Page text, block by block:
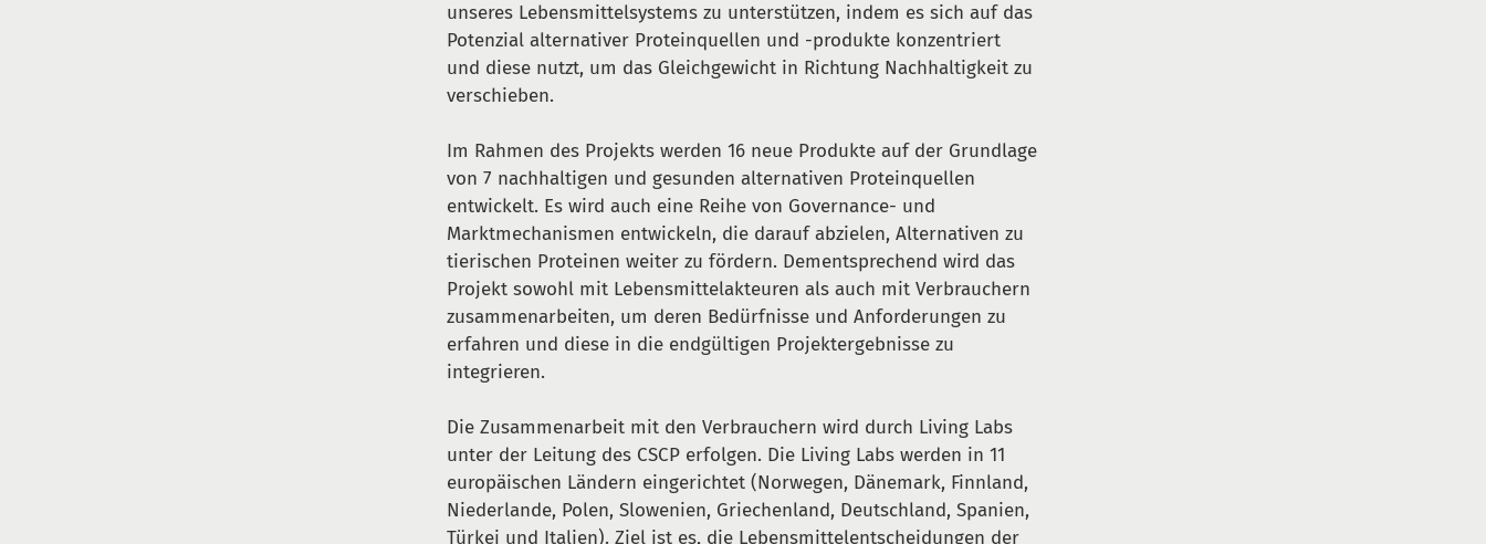
unseres Lebensmittelsystems zu unterstützen, indem es sich auf das
Potenzial alternativer Proteinquellen und -produkte konzentriert
und diese nutzt, um das Gleichgewicht in Richtung Nachhaltigkeit zu
verschieben.
Im Rahmen des Projekts werden 16 neue Produkte auf der Grundlage
von 7 nachhaltigen und gesunden alternativen Proteinquellen
entwickelt. Es wird auch eine Reihe von Governance- und
Marktmechanismen entwickeln, die darauf abzielen, Alternativen zu
tierischen Proteinen weiter zu fördern. Dementsprechend wird das
Projekt sowohl mit Lebensmittelakteuren als auch mit Verbrauchern
zusammenarbeiten, um deren Bedürfnisse und Anforderungen zu
erfahren und diese in die endgültigen Projektergebnisse zu
integrieren.
Die Zusammenarbeit mit den Verbrauchern wird durch Living Labs
unter der Leitung des CSCP erfolgen. Die Living Labs werden in 11
europäischen Ländern eingerichtet (Norwegen, Dänemark, Finnland,
Niederlande, Polen, Slowenien, Griechenland, Deutschland, Spanien,
Türkei und Italien). Ziel ist es, die Lebensmittelentscheidungen der